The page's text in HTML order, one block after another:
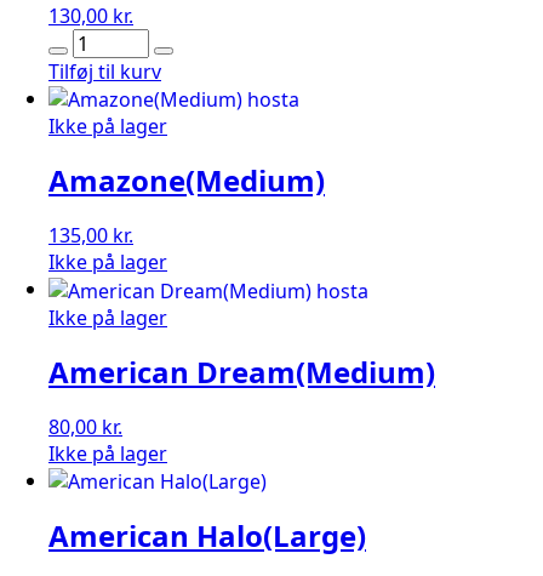
130,00 kr.
Amalia
(Medium)
antal
Tilføj til kurv
Ikke på lager
Amazone(Medium)
135,00 kr.
Ikke på lager
Ikke på lager
American Dream(Medium)
80,00 kr.
Ikke på lager
American Halo(Large)